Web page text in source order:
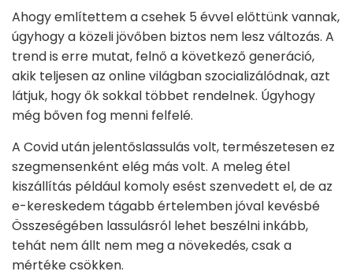
Ahogy említettem a csehek 5 évvel előttünk vannak,
úgyhogy a közeli jövőben biztos nem lesz változás. A
trend is erre mutat, felnő a következő generáció,
akik teljesen az online világban szocializálódnak, azt
látjuk, hogy ők sokkal többet rendelnek. Úgyhogy
még bőven fog menni felfelé.
A Covid után jelentőslassulás volt, természetesen ez
szegmensenként elég más volt. A meleg étel
kiszállítás például komoly esést szenvedett el, de az
e-kereskedem tágabb értelemben jóval kevésbé
Összeségében lassulásról lehet beszélni inkább,
tehát nem állt nem meg a növekedés, csak a
mértéke csökken.